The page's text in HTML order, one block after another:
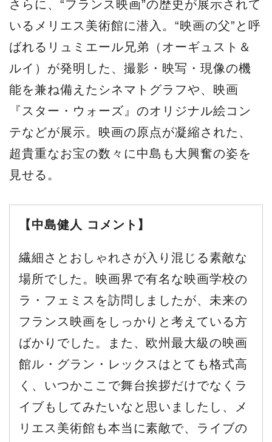
さらに、“フランス映画”の歴史が展示されて
いるメリエス美術館に潜入。“映画の父”と呼
ばれるリュミエール兄弟（オーギュスト＆
ルイ）が発明した、撮影・映写・現像の機
能を兼ね備えたシネマトグラフや、映画
『スター・ウォーズ』のオリジナル絵コン
テなどが展示。映画の原点が凝縮された、
超貴重なお宝の数々に中島も大興奮の姿を
見せる。
【中島健人 コメント】
繊細さとおしゃれさが入り混じる素敵な
場所でした。映画界で有名な映画学校の
ラ・フェミスを訪問しましたが、未来の
フランス映画をしっかりと考えている方
ばかりでした。また、欧州最大級の映画
館ル・グラン・レックスはとても格式高
く、いつかここで舞台挨拶だけでなくラ
イブもしてみたいなと思いましたし、メ
リエス美術館も本当に素敵で、ライブの